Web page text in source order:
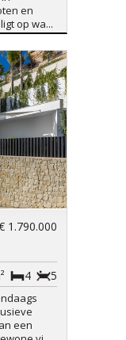
en
op wa...
1.790.000
5
4
een